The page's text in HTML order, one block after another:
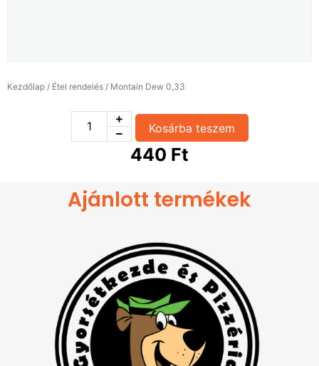
Kezdőlap / Étel rendelés / Montain Dew 0,33
Kosárba teszem
440 Ft
Ajánlott termékek